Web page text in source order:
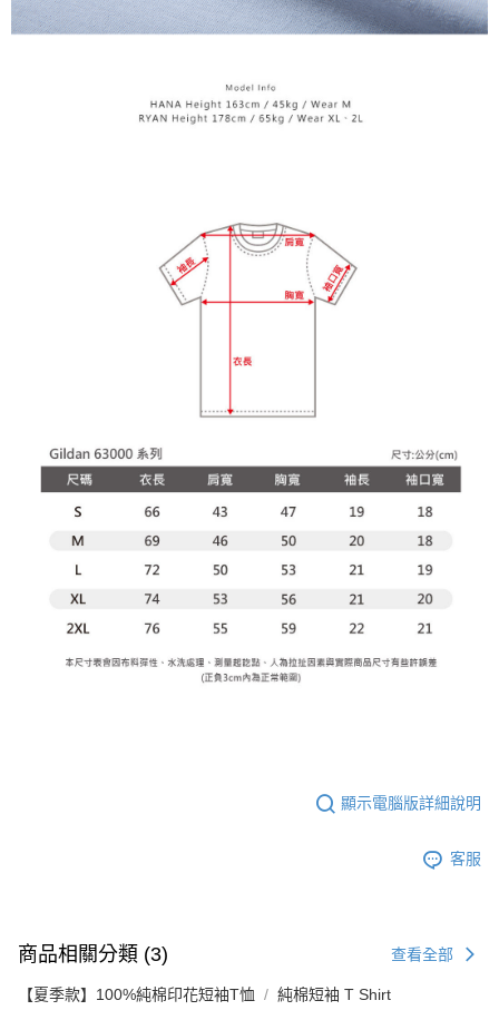
顯示電腦版詳細說明
客服
商品相關分類 (3) 查看全部
【夏季款】100%純棉印花短袖T恤 純棉短袖 T Shirt